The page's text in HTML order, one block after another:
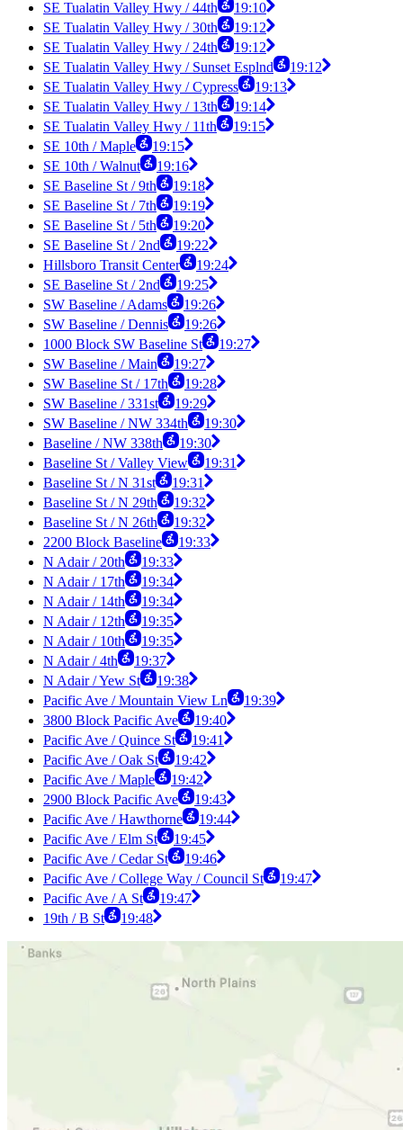
SE Tualatin Valley Hwy / 44th
19:10
SE Tualatin Valley Hwy / 30th
19:12
SE Tualatin Valley Hwy / 24th
19:12
SE Tualatin Valley Hwy / Sunset Esplnd
19:12
SE Tualatin Valley Hwy / Cypress
19:13
SE Tualatin Valley Hwy / 13th
19:14
SE Tualatin Valley Hwy / 11th
19:15
SE 10th / Maple
19:15
SE 10th / Walnut
19:16
SE Baseline St / 9th
19:18
SE Baseline St / 7th
19:19
SE Baseline St / 5th
19:20
SE Baseline St / 2nd
19:22
Hillsboro Transit Center
19:24
SE Baseline St / 2nd
19:25
SW Baseline / Adams
19:26
SW Baseline / Dennis
19:26
1000 Block SW Baseline St
19:27
SW Baseline / Main
19:27
SW Baseline St / 17th
19:28
SW Baseline / 331st
19:29
SW Baseline / NW 334th
19:30
Baseline / NW 338th
19:30
Baseline St / Valley View
19:31
Baseline St / N 31st
19:31
Baseline St / N 29th
19:32
Baseline St / N 26th
19:32
2200 Block Baseline
19:33
N Adair / 20th
19:33
N Adair / 17th
19:34
N Adair / 14th
19:34
N Adair / 12th
19:35
N Adair / 10th
19:35
N Adair / 4th
19:37
N Adair / Yew St
19:38
Pacific Ave / Mountain View Ln
19:39
3800 Block Pacific Ave
19:40
Pacific Ave / Quince St
19:41
Pacific Ave / Oak St
19:42
Pacific Ave / Maple
19:42
2900 Block Pacific Ave
19:43
Pacific Ave / Hawthorne
19:44
Pacific Ave / Elm St
19:45
Pacific Ave / Cedar St
19:46
Pacific Ave / College Way / Council St
19:47
Pacific Ave / A St
19:47
19th / B St
19:48